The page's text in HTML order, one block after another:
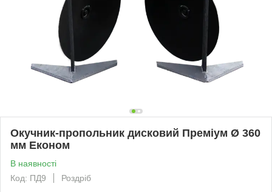
Окучник-пропольник дисковий Преміум Ø 360
мм Економ
В наявності
Код: ПД9
Роздріб